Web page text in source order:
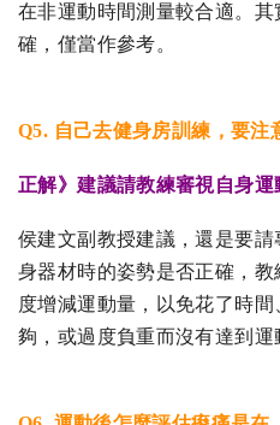
在非運動時間測量較合適。
確，僅當作參考。
Q5. 自己去健身房訓練，要注
正解》建議請教練審視自身運
侯建文副教授建議，還是要
身器材時的姿勢是否正確，
度增減運動量，以免花了時
夠，或過度負重而沒有達到運